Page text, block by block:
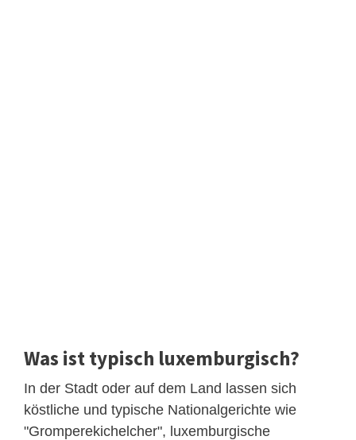
Was ist typisch luxemburgisch?
In der Stadt oder auf dem Land lassen sich
köstliche und typische Nationalgerichte wie
"Gromperekichelcher", luxemburgische